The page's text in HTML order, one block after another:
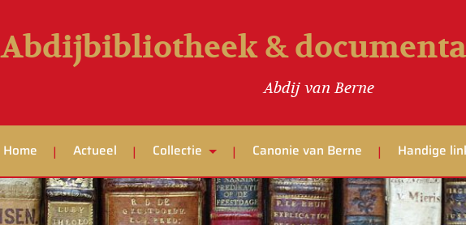
Abdijbibliotheek &
Abdij van Berne
Home Actueel Collectie Canonie van Berne Handige